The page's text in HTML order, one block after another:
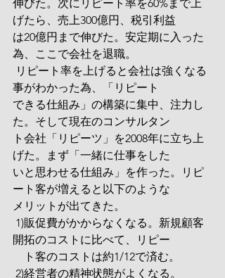
伸びた。次にリピート率を60%まで上
げたら、売上300億円、税引利益
は20億円まで伸びた。安定期に入った
為、ここで会社を退職。
事がわかった為、「リピート
できる仕組み」の構築に集中、注力し
た。そして現在のコンサルタン
ト会社「リピーツ」を2008年に立ち上
げた。まず「一緒に仕事をした
いと思わせる仕組み」を作った。リピ
ート客が増えると以下のような
メリットが出てきた。
開拓のコストに比べて、リピー
ト客のコストは約1/12で済む。
2)経営者の精神状態がよくなる。